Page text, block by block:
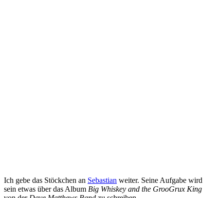
Ich gebe das Stöckchen an Sebastian weiter. Seine Aufgabe wird
sein etwas über das Album Big Whiskey and the GrooGrux King